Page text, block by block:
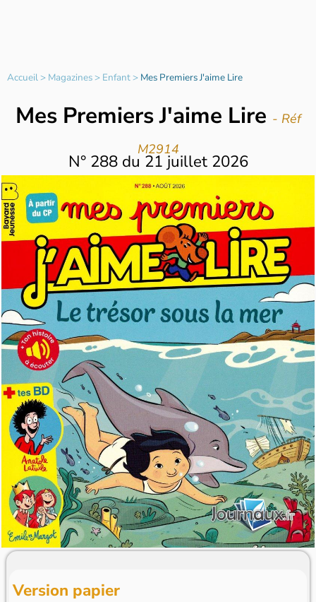
Accueil> Magazines> Enfant> Mes Premiers J'aime Lire
Mes Premiers J'aime Lire - Réf
M2914
N° 288du 21 juillet 2026
Version papier